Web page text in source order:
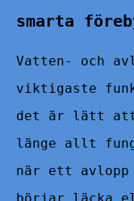
smarta
Vatten- och
viktigaste
det är lätt att
länge allt
när ett
börjar läcka